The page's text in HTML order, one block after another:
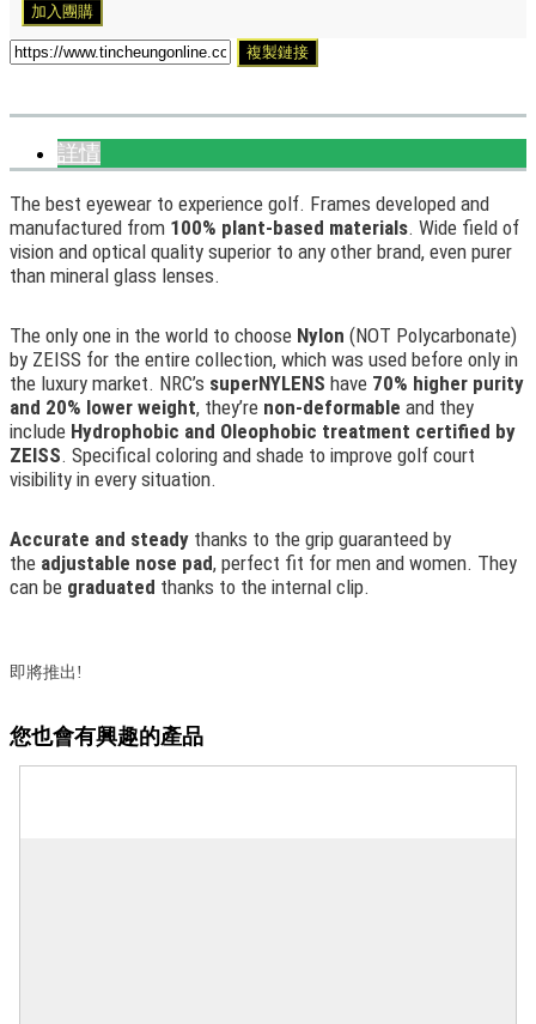
加入團購
複製鏈接
詳情
The best eyewear to experience golf. Frames developed and
manufactured from 100% plant-based materials. Wide field of
vision and optical quality superior to any other brand, even purer
than mineral glass lenses.
The only one in the world to choose Nylon (NOT Polycarbonate)
by ZEISS for the entire collection, which was used before only in
the luxury market. NRC’s superNYLENS have 70% higher purity
and 20% lower weight, they’re non-deformable and they
include Hydrophobic and Oleophobic treatment certified by
ZEISS. Specifical coloring and shade to improve golf court
visibility in every situation.
Accurate and steady thanks to the grip guaranteed by
the adjustable nose pad, perfect fit for men and women. They
can be graduated thanks to the internal clip.
即將推出!
您也會有興趣的產品